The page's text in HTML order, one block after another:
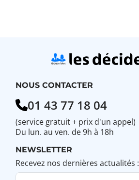
NOUS CONTACTER
01 43 77 18 04
(service gratuit + prix d'un appel)
Du lun. au ven. de 9h à 18h
NEWSLETTER
Recevez nos dernières actualités :